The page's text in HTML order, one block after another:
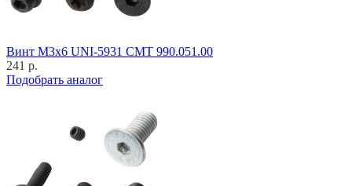
Винт M3x6 UNI-5931 CMT 990.051.00
241 р.
Подобрать аналог